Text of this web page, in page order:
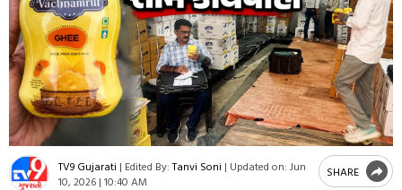
TV9 Gujarati | Edited By:Tanvi Soni | Updated on: Jun
10, 2026 | 10:40 AM
SHARE